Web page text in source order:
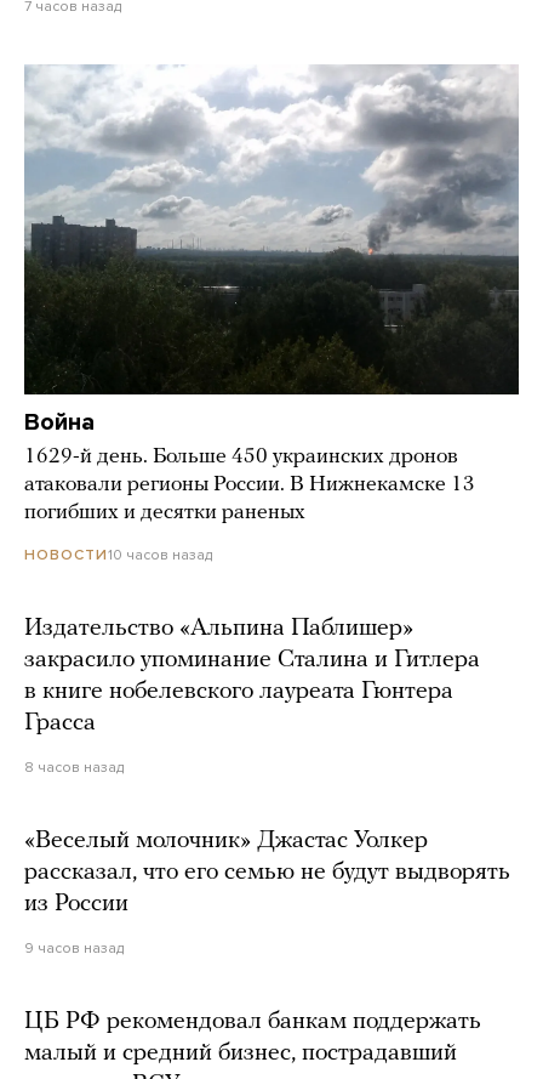
7 часов назад
Война
1629-й день. Больше 450 украинских дронов
атаковали регионы России. В Нижнекамске 13
погибших и десятки раненых
НОВОСТИ10 часов назад
Издательство «Альпина Паблишер»
закрасило упоминание Сталина и Гитлера
в книге нобелевского лауреата Гюнтера
Грасса
8 часов назад
«Веселый молочник» Джастас Уолкер
рассказал, что его семью не будут выдворять
из России
9 часов назад
ЦБ РФ рекомендовал банкам поддержать
малый и средний бизнес, пострадавший